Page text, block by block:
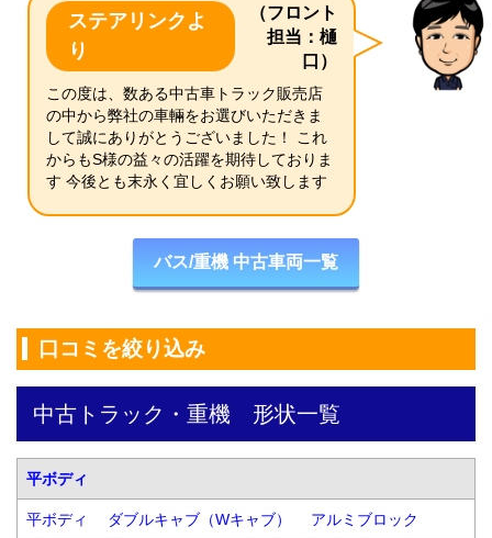
ステアリンクよ
り
（フロント
担当：樋
口）
この度は、数ある中古車トラック販売店
の中から弊社の車輛をお選びいただきま
して誠にありがとうございました！ これ
からもS様の益々の活躍を期待しておりま
す 今後とも末永く宜しくお願い致します
バス/重機 中古車両一覧
口コミを絞り込み
中古トラック・重機　形状一覧
平ボディ
平ボディ ダブルキャブ（Wキャブ） アルミブロック